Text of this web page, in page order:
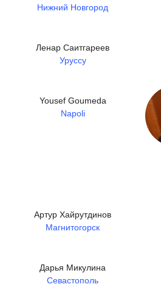
Нижний Новгород
Ленар Саитгареев
Уруссу
Yousef Goumeda
Napoli
Артур Хайрутдинов
Магнитогорск
Дарья Микулина
Севастополь